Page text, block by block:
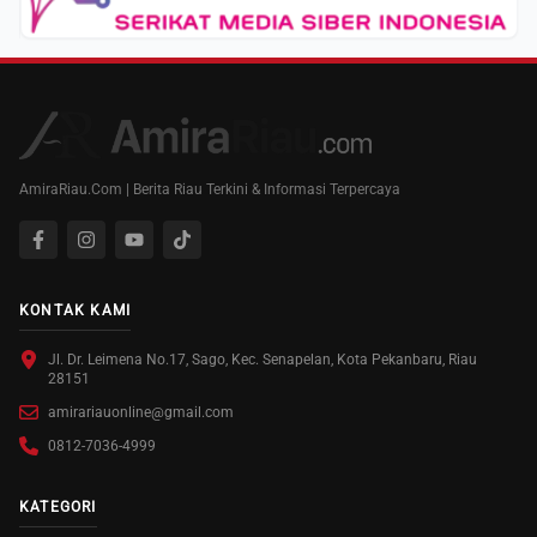
AmiraRiau.Com | Berita Riau Terkini & Informasi Terpercaya
KONTAK KAMI
Jl. Dr. Leimena No.17, Sago, Kec. Senapelan, Kota Pekanbaru, Riau
28151
amirariauonline@gmail.com
0812-7036-4999
KATEGORI